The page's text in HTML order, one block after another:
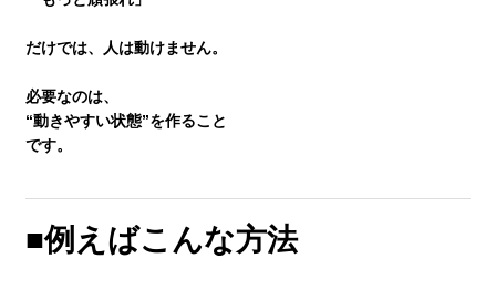
だけでは、人は動けません。
必要なのは、
“動きやすい状態”を作ること
です。
■例えばこんな方法